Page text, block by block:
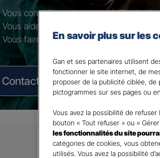
Vous conseiller selon les spécificités
Vous aider à mettre en place des
Vous faire bénéficier de notre
Contacter un Agent
En savoir plus sur les
Gan et ses partenaires utilisent
fonctionner le site internet, de
proposer de la publicité ciblée,
pictogrammes sur ses pages ou
Vous avez la possibilité de refuser
bouton « Tout refuser » ou «
les fonctionnalités du site
catégories de cookies, vous
utilisés. Vous avez la possibilité